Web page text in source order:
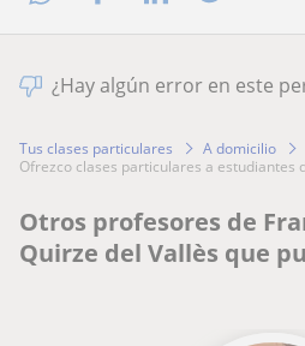
¿Hay algún error en este
Tus clases particulares A domicilio
ofrezco clases particulares a estudiantes
Otros profesores de
Quirze del Vallès que